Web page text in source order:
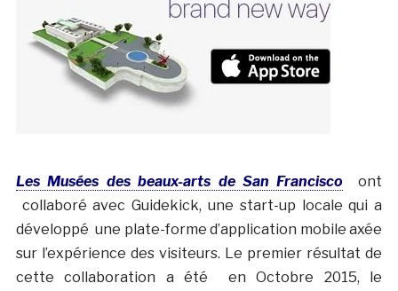
Les Musées des beaux-arts de San Francisco ont
collaboré avec Guidekick, une start-up locale qui a
développé une plate-forme d’application mobile axée
sur l’expérience des visiteurs. Le premier résultat de
cette collaboration a été en Octobre 2015, le